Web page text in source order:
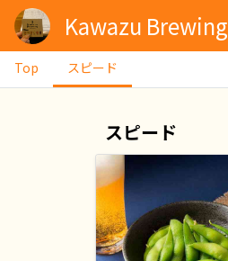
Kawazu Brewing
Top スピード
スピード